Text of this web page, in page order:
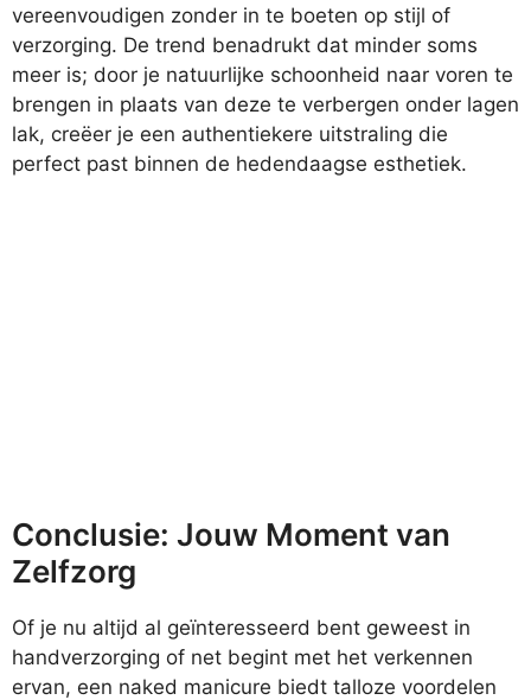
vereenvoudigen zonder in te boeten op stijl of
verzorging. De trend benadrukt dat minder soms
meer is; door je natuurlijke schoonheid naar voren te
brengen in plaats van deze te verbergen onder lagen
lak, creëer je een authentiekere uitstraling die
perfect past binnen de hedendaagse esthetiek.
Conclusie: Jouw Moment van
Zelfzorg
Of je nu altijd al geïnteresseerd bent geweest in
handverzorging of net begint met het verkennen
ervan, een naked manicure biedt talloze voordelen